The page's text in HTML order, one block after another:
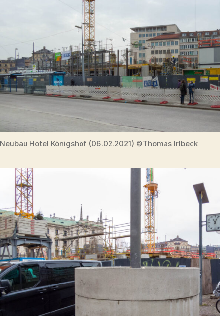
Neubau Hotel Königshof (06.02.2021) ©Thomas Irlbeck